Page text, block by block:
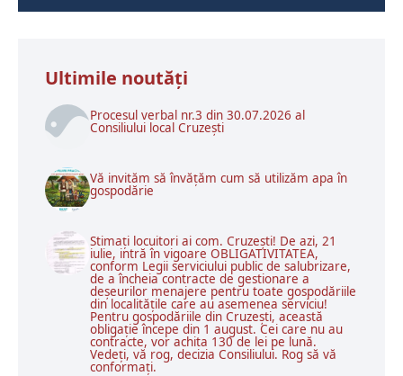
Ultimile noutăţi
Procesul verbal nr.3 din 30.07.2026 al
Consiliului local Cruzești
Vă invităm să învățăm cum să utilizăm apa în
gospodărie
Stimați locuitori ai com. Cruzești! De azi, 21
iulie, intră în vigoare OBLIGATIVITATEA,
conform Legii serviciului public de salubrizare,
de a încheia contracte de gestionare a
deșeurilor menajere pentru toate gospodăriile
din localitățile care au asemenea serviciu!
Pentru gospodăriile din Cruzești, această
obligație începe din 1 august. Cei care nu au
contracte, vor achita 130 de lei pe lună.
Vedeți, vă rog, decizia Consiliului. Rog să vă
conformați.